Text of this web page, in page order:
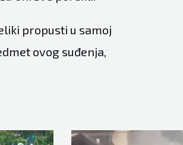
propusti u samoj
ovog suđenja,